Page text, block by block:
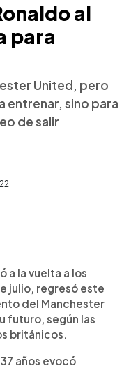
al
para
United, pero
entrenar, sino para
de salir
a la vuelta a los
julio, regresó este
del Manchester
futuro, según las
británicos.
años evocó